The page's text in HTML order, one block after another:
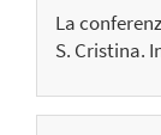
La
S. Cristina.